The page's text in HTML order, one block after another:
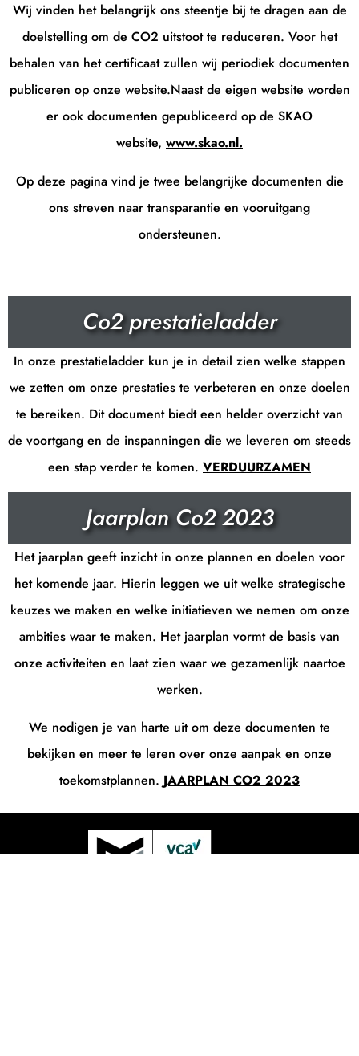
Wij vinden het belangrijk ons steentje bij te dragen aan de
doelstelling om de CO2 uitstoot te reduceren. Voor het
behalen van het certificaat zullen wij periodiek documenten
publiceren op onze website.Naast de eigen website worden
er ook documenten gepubliceerd op de SKAO
website, www.skao.nl.
Op deze pagina vind je twee belangrijke documenten die
ons streven naar transparantie en vooruitgang
ondersteunen.
Co2 prestatieladder
In onze prestatieladder kun je in detail zien welke stappen
we zetten om onze prestaties te verbeteren en onze doelen
te bereiken. Dit document biedt een helder overzicht van
de voortgang en de inspanningen die we leveren om steeds
een stap verder te komen. VERDUURZAMEN
Jaarplan Co2 2023
Het jaarplan geeft inzicht in onze plannen en doelen voor
het komende jaar. Hierin leggen we uit welke strategische
keuzes we maken en welke initiatieven we nemen om onze
ambities waar te maken. Het jaarplan vormt de basis van
onze activiteiten en laat zien waar we gezamenlijk naartoe
werken.
We nodigen je van harte uit om deze documenten te
bekijken en meer te leren over onze aanpak en onze
toekomstplannen. JAARPLAN CO2 2023